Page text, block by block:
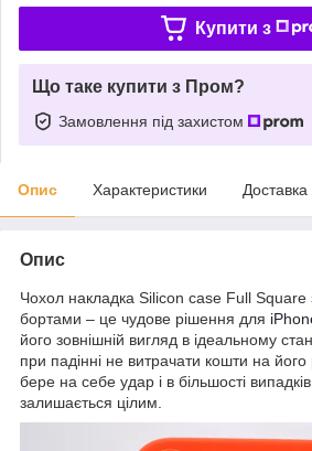
Купити з
Що таке купити з Пром?
Замовлення під захистом
Опис Характеристики Доставка
Опис
Чохол накладка Silicon case Full Square
бортами – це чудове рішення для
його зовнішній вигляд в ідеальному
при падінні не витрачати кошти на його
бере на себе удар і в більшості
залишається цілим.